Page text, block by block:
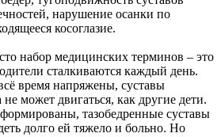
нарушение осанки по
косоглазие.
набор медицинских терминов – это
сталкиваются каждый день.
время напряжены, суставы
может двигаться, как другие дети.
тазобедренные суставы
долго ей тяжело и больно. Но